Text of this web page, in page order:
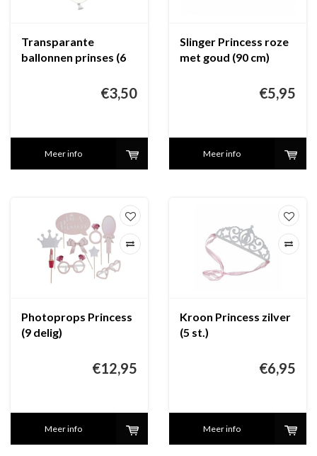
Transparante
ballonnen prinses (6
€3,50
Meer info
Slinger Princess roze
met goud (90 cm)
€5,95
Meer info
Photoprops Princess
(9 delig)
€12,95
Meer info
Kroon Princess zilver
(5 st.)
€6,95
Meer info